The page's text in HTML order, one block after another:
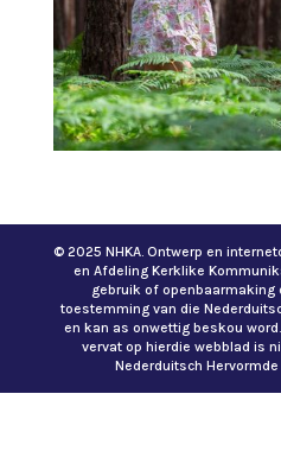
© 2025 NHKA. Ontwerp en
en Afdeling Kerklike
gebruik of openbaarmaking
toestemming van die
en kan as onwettig beskou
vervat op hierdie webblad is
Nederduitsch